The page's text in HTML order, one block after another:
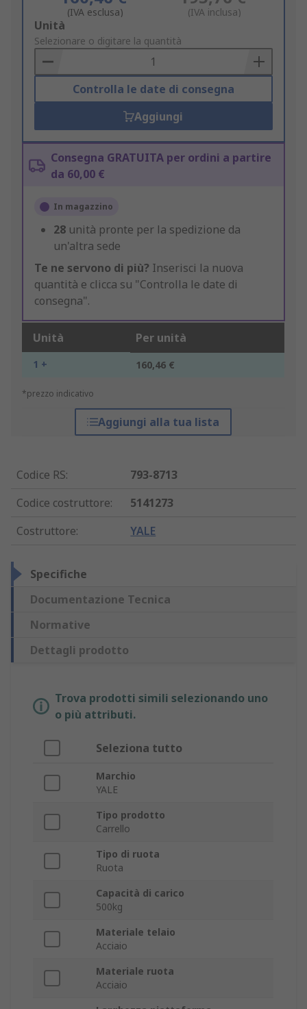
(IVA esclusa) (IVA inclusa)
Add
to
Basket
Unità
Selezionare o digitare la quantità
Controlla le date di consegna
Aggiungi
Consegna GRATUITA per ordini a partire
da 60,00 €
In magazzino
28 unità pronte per la spedizione da
un'altra sede
Te ne servono di più? Inserisci la nuova
quantità e clicca su "Controlla le date di
consegna".
Unità Per unità
1 + 160,46 €
*prezzo indicativo
Aggiungi alla tua lista
Codice RS:
793-8713
Codice costruttore:
5141273
Costruttore: YALE
Specifiche
Documentazione Tecnica
Normative
Dettagli prodotto
Trova prodotti simili selezionando uno
o più attributi.
Seleziona tutto
Marchio
YALE
Tipo prodotto
Carrello
Tipo di ruota
Ruota
Capacità di carico
500kg
Materiale telaio
Acciaio
Materiale ruota
Acciaio